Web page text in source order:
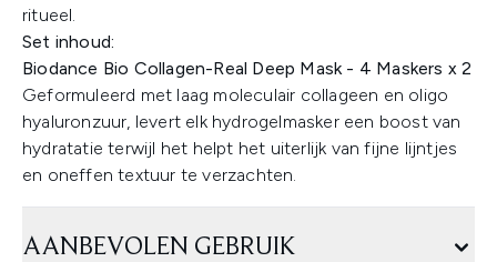
ritueel.
Set inhoud:
Biodance Bio Collagen-Real Deep Mask - 4 Maskers x 2
Geformuleerd met laag moleculair collageen en oligo
hyaluronzuur, levert elk hydrogelmasker een boost van
hydratatie terwijl het helpt het uiterlijk van fijne lijntjes
en oneffen textuur te verzachten.
AANBEVOLEN GEBRUIK